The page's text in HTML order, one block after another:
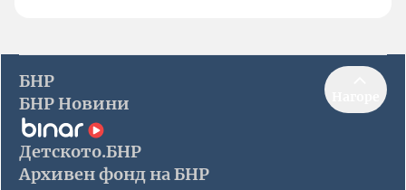
БНР
БНР Новини
Детското.БНР
Архивен фонд на БНР